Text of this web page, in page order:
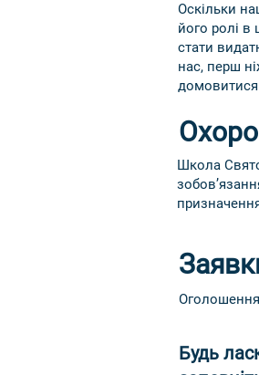
Оскільки
його ролі в
стати
нас, перш
домовитися
Школа
Оголошення
Будь